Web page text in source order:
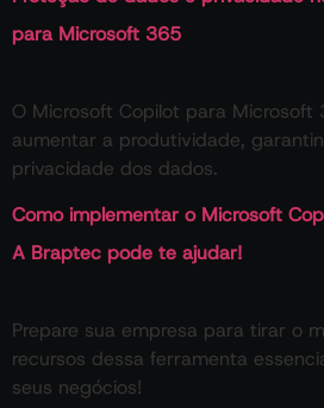
para Microsoft 365
O Microsoft Copilot para Microsoft
aumentar a produtividade,
privacidade dos dados.
Como implementar o Microsoft
A Braptec pode te ajudar!
Prepare sua empresa para tirar o
recursos dessa ferramenta
seus negócios!